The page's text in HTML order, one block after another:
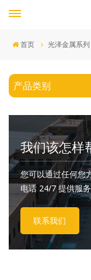
首页 光泽金属系列
产品类别
我们该怎样
您可以通过任何您
电话 24/7 提供服
联系我们